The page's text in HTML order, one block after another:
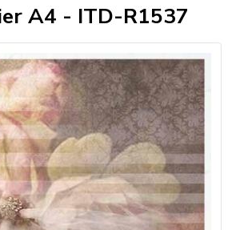
A4 - ITD-R1537